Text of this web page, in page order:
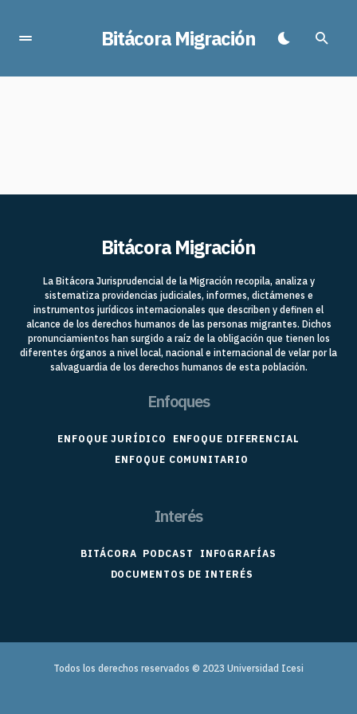
Bitácora Migración
Bitácora Migración
La Bitácora Jurisprudencial de la Migración recopila, analiza y
sistematiza providencias judiciales, informes, dictámenes e
instrumentos jurídicos internacionales que describen y definen el
alcance de los derechos humanos de las personas migrantes. Dichos
pronunciamientos han surgido a raíz de la obligación que tienen los
diferentes órganos a nivel local, nacional e internacional de velar por la
salvaguardia de los derechos humanos de esta población.
Enfoques
ENFOQUE JURÍDICO
ENFOQUE DIFERENCIAL
ENFOQUE COMUNITARIO
Interés
BITÁCORA PODCAST
INFOGRAFÍAS
DOCUMENTOS DE INTERÉS
Todos los derechos reservados © 2023 Universidad Icesi